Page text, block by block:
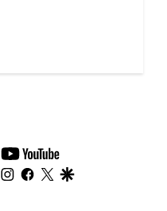
youtube-
footer
instagram
facebook
twitter